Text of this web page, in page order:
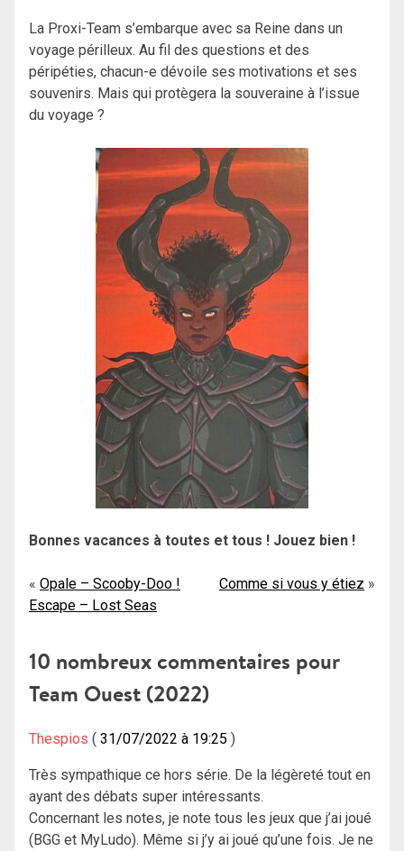
La Proxi-Team s’embarque avec sa Reine dans un
voyage périlleux. Au fil des questions et des
péripéties, chacun-e dévoile ses motivations et ses
souvenirs. Mais qui protègera la souveraine à l’issue
du voyage ?
Bonnes vacances à toutes et tous ! Jouez bien !
Navigation
de
l’article
Opale – Scooby-Doo !
Escape – Lost Seas
Comme si vous y étiez
10 nombreux commentaires pour
Team Ouest (2022)
Thespios 31/07/2022 à 19:25
Très sympathique ce hors série. De la légèreté tout en
ayant des débats super intéressants.
Concernant les notes, je note tous les jeux que j’ai joué
(BGG et MyLudo). Même si j’y ai joué qu’une fois. Je ne